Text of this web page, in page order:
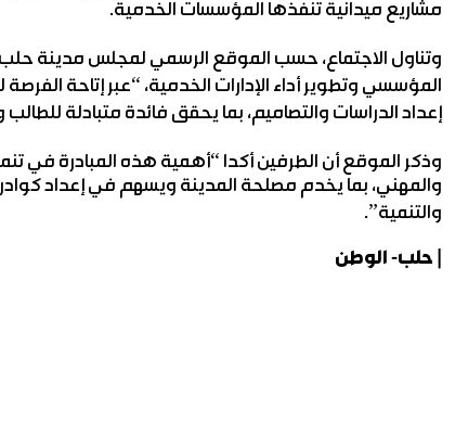
مشاريع ميدانية تنفذها المؤسسات الخدمية.
وتناول الاجتماع، حسب الموقع الرسمي لمجلس مدينة
المؤسسي وتطوير أداء الإدارات الخدمية، “عبر إتاحة
إعداد الدراسات والتصاميم، بما يحقق فائدة متبادلة
وذكر الموقع أن الطرفين أكدا “أهمية هذه المبادرة في
والمهني، بما يخدم مصلحة المدينة ويسهم في إعداد
والتنمية”.
| حلب- الوطن